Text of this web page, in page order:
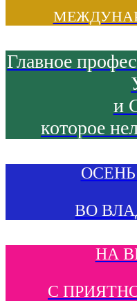
Главное
и
которое
ВО
НА
С